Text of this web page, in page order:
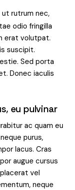
rutrum nec,
odio fringilla
erat volutpat.
suscipit.
Sed porta
Donec iaculis
eu pulvinar
ac quam eu
purus,
lacus. Cras
augue cursus
vel
neque